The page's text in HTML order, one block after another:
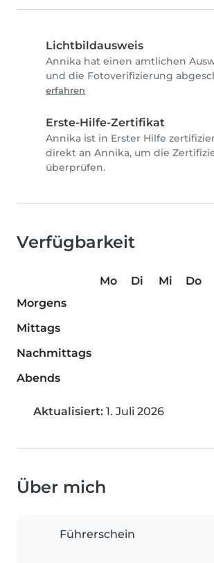
Lichtbildausweis
Annika hat einen amtlichen
und die Fotoverifizierung
erfahren
Erste-Hilfe-Zertifikat
Annika ist in Erster Hilfe
direkt an Annika, um die
überprüfen.
Verfügbarkeit
Mo Di Mi Do
Morgens
Mittags
Nachmittags
Abends
Aktualisiert: 1. Juli 2026
Über mich
Führerschein